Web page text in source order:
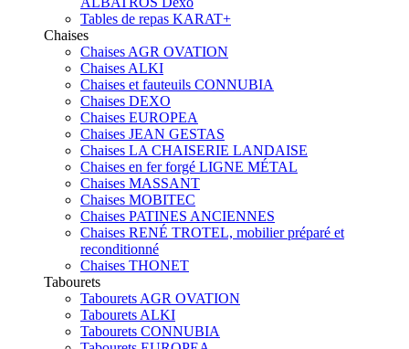
Tables de repas KARAT+
Chaises
Chaises AGR OVATION
Chaises ALKI
Chaises et fauteuils CONNUBIA
Chaises DEXO
Chaises EUROPEA
Chaises JEAN GESTAS
Chaises LA CHAISERIE LANDAISE
Chaises en fer forgé LIGNE MÉTAL
Chaises MASSANT
Chaises MOBITEC
Chaises PATINES ANCIENNES
Chaises RENÉ TROTEL, mobilier préparé et
reconditionné
Chaises THONET
Tabourets
Tabourets AGR OVATION
Tabourets ALKI
Tabourets CONNUBIA